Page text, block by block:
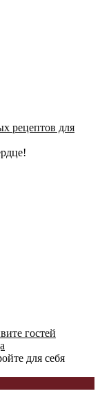
рецептов для
гостей
для себя